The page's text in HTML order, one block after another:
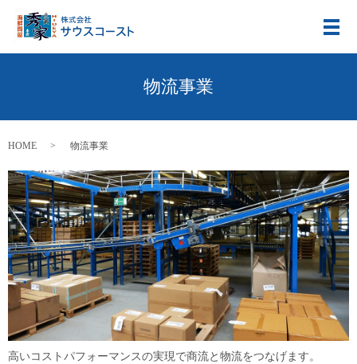
メ
物流事業
HOME 物流事業
高いコストパフォーマンスの実現で商流と物流をつなげます。